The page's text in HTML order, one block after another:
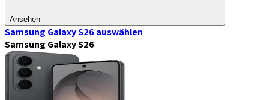
Ansehen
Samsung Galaxy S26auswählen
Samsung Galaxy S26